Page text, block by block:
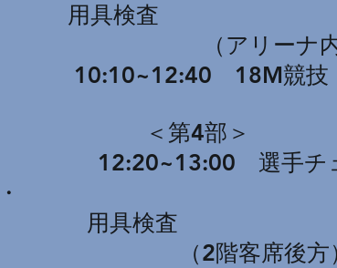
用具検査
（アリーナ内
10:1 0~12:40 18M競技
＜第4部＞
12:20~13:00 選手チ
用具検査
（2階客席後方